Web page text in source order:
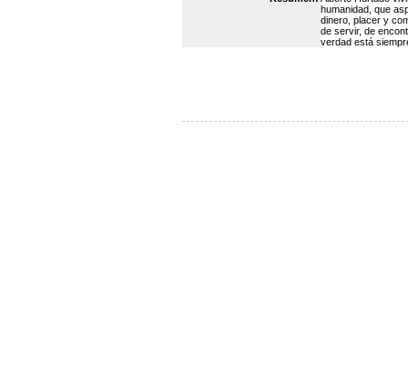
humanidad, que
dinero, placer y
de servir, de
verdad está